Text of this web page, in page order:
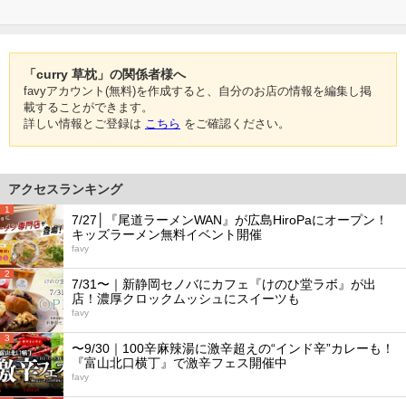
「curry 草枕」の関係者様へ
favyアカウント(無料)を作成すると、自分のお店の情報を編集し掲
載することができます。
詳しい情報とご登録は こちら をご確認ください。
アクセスランキング
1
7/27│『尾道ラーメンWAN』が広島HiroPaにオープン！
キッズラーメン無料イベント開催
favy
2
7/31〜｜新静岡セノバにカフェ『けのひ堂ラボ』が出
店！濃厚クロックムッシュにスイーツも
favy
3
〜9/30｜100辛麻辣湯に激辛超えの“インド辛”カレーも！
『富山北口横丁』で激辛フェス開催中
favy